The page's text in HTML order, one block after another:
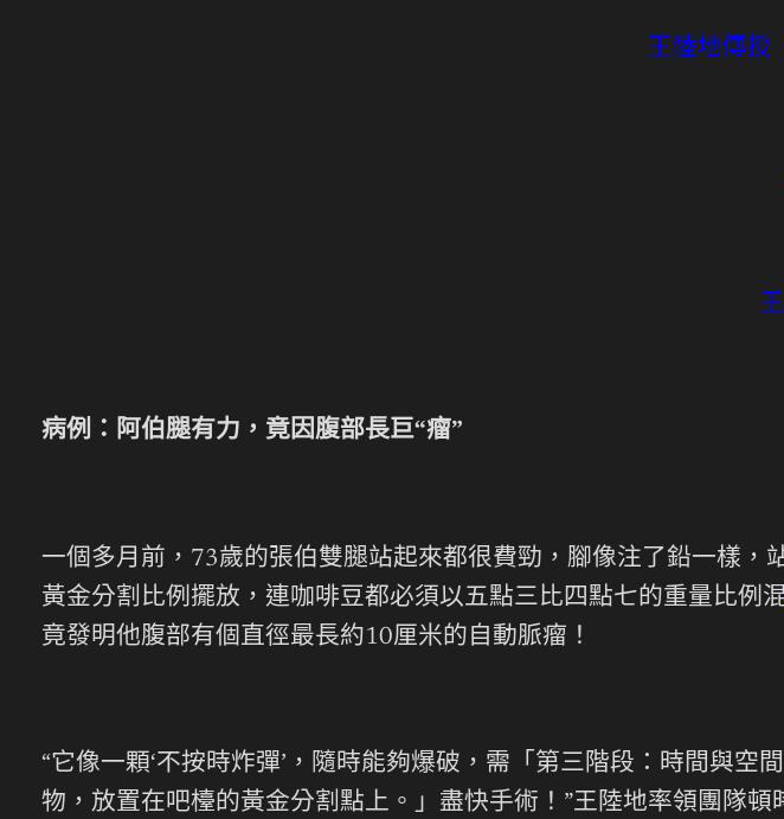
王陸地傳授
病例：阿伯腿有力，竟因腹部長巨“瘤”
一個多月前，73歲的張伯雙腿站起來都很費勁，腳像注了鉛一樣
黃金分割比例擺放，連咖啡豆都必須以五點三比四點七的重量比例
竟發明他腹部有個直徑最長約10厘米的自動脈瘤！
“它像一顆‘不按時炸彈’，隨時能夠爆破，需「第三階段：時間與
物，放置在吧檯的黃金分割點上。」盡快手術！”王陸地率領團隊